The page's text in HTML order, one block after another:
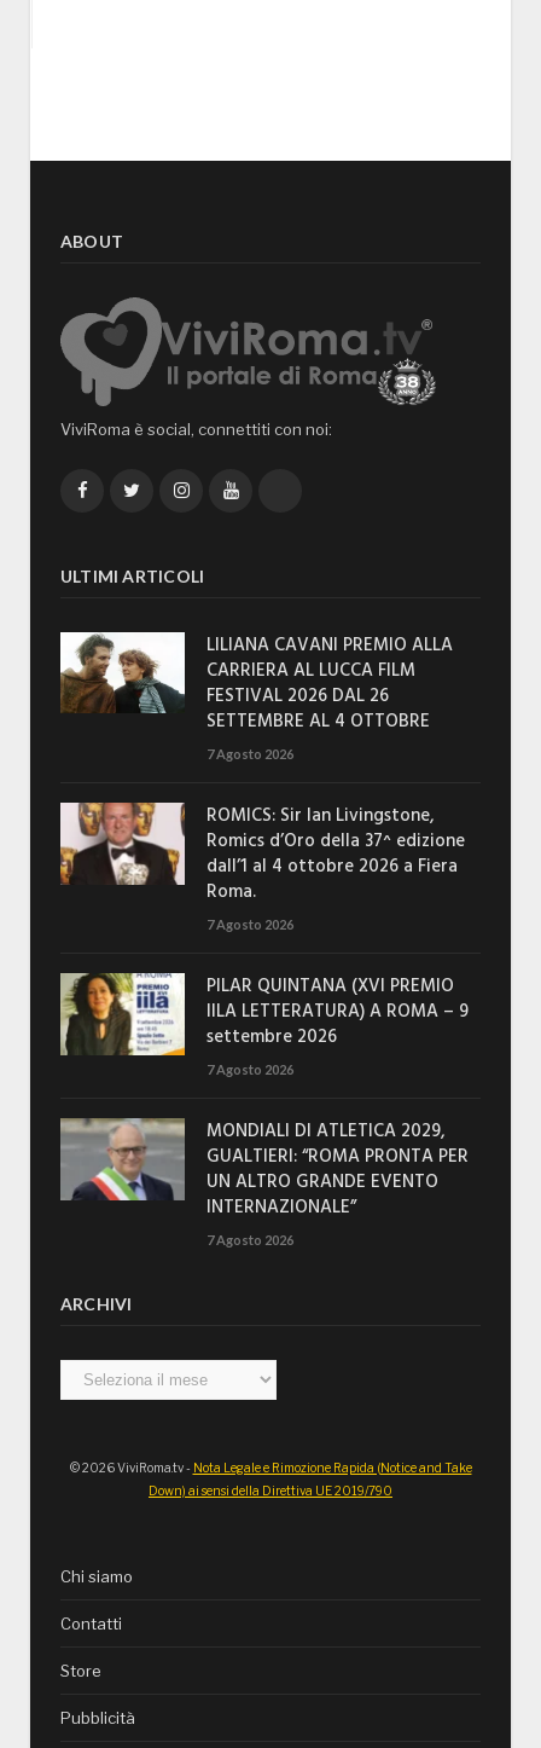
ABOUT
ViviRoma è social, connettiti con noi:
FacebookTwitterInstagramYouTube
ULTIMI ARTICOLI
LILIANA CAVANI PREMIO ALLA
CARRIERA AL LUCCA FILM
FESTIVAL 2026 DAL 26
SETTEMBRE AL 4 OTTOBRE
7 Agosto 2026
ROMICS: Sir Ian Livingstone,
Romics d’Oro della 37^ edizione
dall’1 al 4 ottobre 2026 a Fiera
Roma.
7 Agosto 2026
PILAR QUINTANA (XVI PREMIO
IILA LETTERATURA) A ROMA – 9
settembre 2026
7 Agosto 2026
MONDIALI DI ATLETICA 2029,
GUALTIERI: “ROMA PRONTA PER
UN ALTRO GRANDE EVENTO
INTERNAZIONALE”
7 Agosto 2026
ARCHIVI
Archivi
© 2026 ViviRoma.tv - Nota Legale e Rimozione Rapida (Notice and Take
Down) ai sensi della Direttiva UE 2019/790
Chi siamo
Contatti
Store
Pubblicità